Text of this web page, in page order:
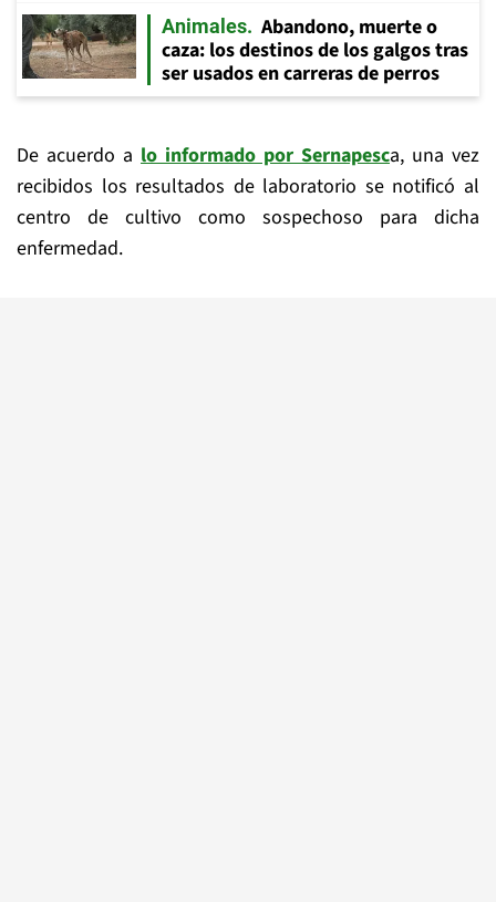
Animales
Abandono, muerte o
caza: los destinos de los galgos tras
ser usados en carreras de perros
De acuerdo a lo informado por Sernapesca, una vez
recibidos los resultados de laboratorio se notificó al
centro de cultivo como sospechoso para dicha
enfermedad.